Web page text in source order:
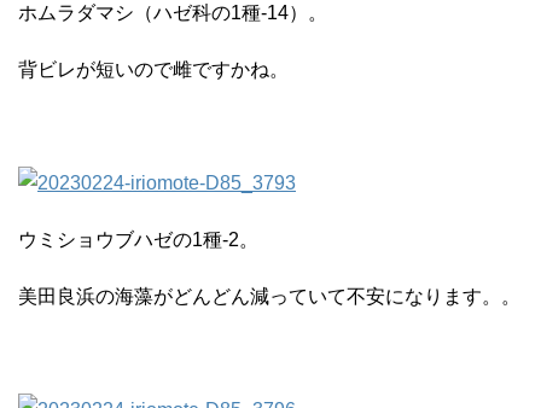
ホムラダマシ（ハゼ科の1種-14）。
背ビレが短いので雌ですかね。
ウミショウブハゼの1種-2。
美田良浜の海藻がどんどん減っていて不安になります。。